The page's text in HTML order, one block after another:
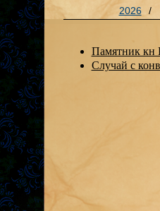
2026 /
Памятник кн
Случай с